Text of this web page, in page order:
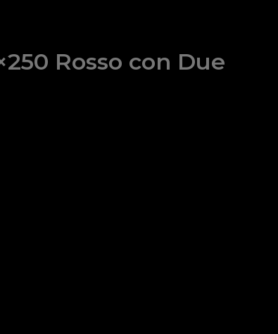
Rosso con Due